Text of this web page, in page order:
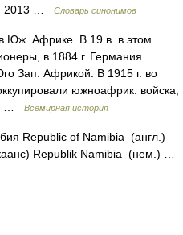
2013 …
Словарь синонимов
Юж. Африке. В 19 в. в этом
в 1884 г. Германия
Зап. Африкой. В 1915 г. во
южноафрик. войска,
…
Всемирная история
Republic of Namibia (англ.)
Republik Namibia (нем.) …